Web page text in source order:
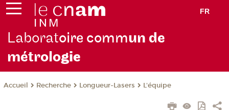
FR
Laboratoire commun de
métrologie
Accueil Recherche Longueur-Lasers L'équipe